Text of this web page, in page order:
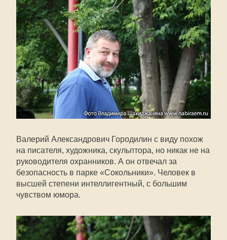
Валерий Александрович Городилин с виду похож
на писателя, художника, скульптора, но никак не на
руководителя охранников. А он отвечал за
безопасность в парке «Сокольники». Человек в
высшей степени интеллигентный, с большим
чувством юмора.